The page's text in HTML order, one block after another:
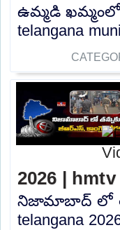
ఉమ్మడి ఖమ్మంలో
telangana
2026 | hmtv
నిజామాబాద్ లో
telangana